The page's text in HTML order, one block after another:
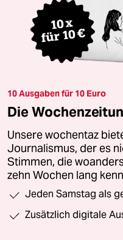
10 Ausgaben für 10 Euro
Die
Unsere wochentaz
Journalismus, der es
Stimmen, die
zehn Wochen lang
Jeden Samstag als
Zusätzlich digitale